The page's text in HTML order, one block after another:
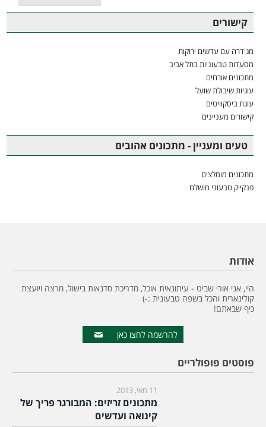
קישורים
מג'דרה עם עדשים ירוקות
מסעדות טבעוניות בתל אביב
מתכונים אורחים
עוגיות שיבולת שועל
עוגת ביסקוויטים
קישורים מעניינים
טעים ומעניין - מתכונים אהובים
מתכונים מומלצים
פנקייק טבעוני מושלם
אודות
היי, אני אורי שביט - עיתונאית אוכל, מדריכת סדנאות בישול, מרצה ויועצת
קולינארית והכל בשפה טבעונית :-)
כיף שבאתם!
להרשמה לחצו כאן
פוסטים פופולריים
11 מאי, 2013
מתכונים זריזים: המבורגר פריך של
קינואה ועדשים